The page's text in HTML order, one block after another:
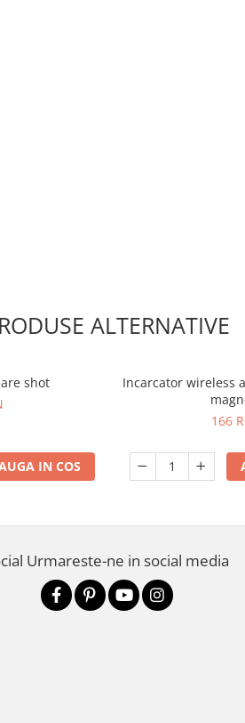
ALTERNATIVE
shot
IN COS
Incarcator wireless
166
Urmareste-ne in social media